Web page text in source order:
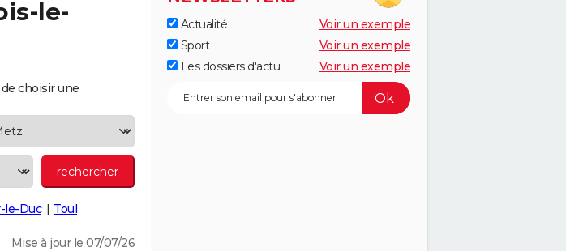
le-
choisir une
le-Duc Toul
Mise à jour le 07/07/26
Actualité
Voir un exemple
Sport
Voir un exemple
Les dossiers d'actu
Voir un exemple